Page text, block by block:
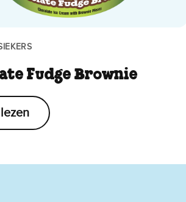
Fudge Brownie